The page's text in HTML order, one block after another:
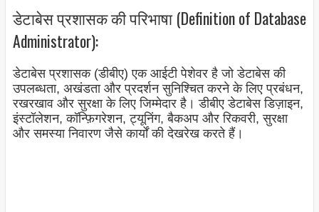
डेटाबेस प्रशासक की परिभाषा (Definition of Database
Administrator):
डेटाबेस प्रशासक (डीबीए) एक आईटी पेशेवर है जो डेटाबेस की
उपलब्धता, अखंडता और प्रदर्शन सुनिश्चित करने के लिए प्रबंधन,
रखरखाव और सुरक्षा के लिए जिम्मेदार है। डीबीए डेटाबेस डिज़ाइन,
इंस्टॉलेशन, कॉन्फ़िगरेशन, ट्यूनिंग, बैकअप और रिकवरी, सुरक्षा
और समस्या निवारण जैसे कार्यों की देखरेख करते हैं।